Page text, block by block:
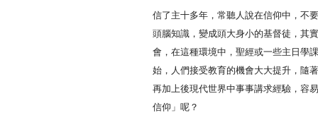
信了主十多年，常聽人說在信仰中，不
頭腦知識，變成頭大身小的基督徒，其
會，在這種環境中，聖經或一些主日學
始，人們接受教育的機會大大提升，隨
再加上後現代世界中事事講求經驗，容
信仰」呢？